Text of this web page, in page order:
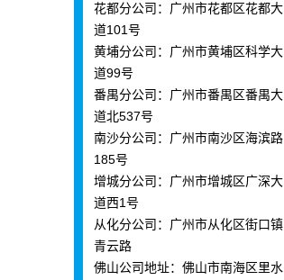
花都分公司：广州市花都区花都大
道101号
黄埔分公司：广州市黄埔区科学大
道99号
番禺分公司：广州市番禺区番禺大
道北537号
南沙分公司：广州市南沙区海滨路
185号
增城分公司：广州市增城区广深大
道西1号
从化分公司：广州市从化区街口镇
青云路
佛山公司地址：佛山市南海区里水